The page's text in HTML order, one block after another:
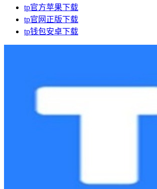
tp官方苹果下载
tp官网正版下载
tp钱包安卓下载